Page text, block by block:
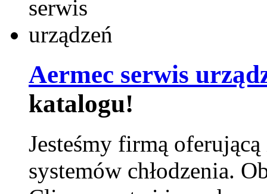
Aermec serwis
katalogu!
Jesteśmy firmą
systemów chłodzenia.